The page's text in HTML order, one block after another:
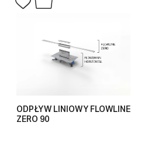
ODPŁYW LINIOWY FLOWLINE
ZERO 90